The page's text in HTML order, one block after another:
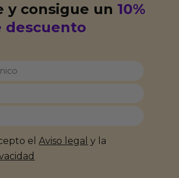
y consigue un10%
descuento
elAviso legal y la